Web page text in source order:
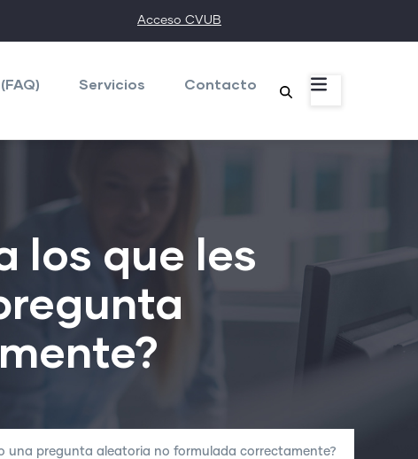
Acceso CVUB
Servicios Contacto
los que les
una pregunta aleatoria no formulada correctamente?